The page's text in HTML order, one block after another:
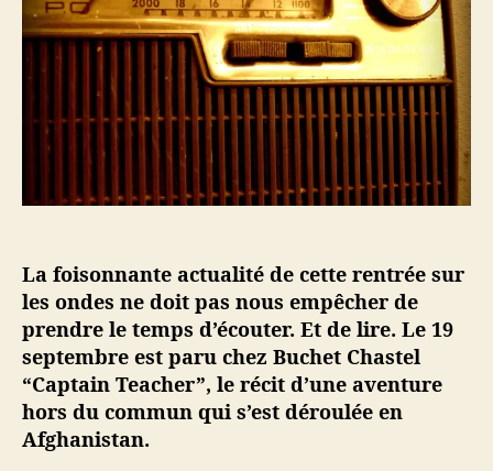
l
’
e
a
r
t
i
c
e
e
m
a
n
u
e
o
n
d
e
s
La foisonnante actualité de cette rentrée sur
les ondes ne doit pas nous empêcher de
prendre le temps d’écouter. Et de lire. Le 19
septembre est paru chez Buchet Chastel
“Captain Teacher”, le récit d’une aventure
hors du commun qui s’est déroulée en
Afghanistan.